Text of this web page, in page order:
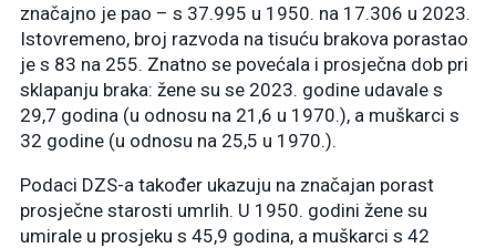
značajno je pao – s 37.995 u 1950. na 17.306 u 2023.
Istovremeno, broj razvoda na tisuću brakova porastao
je s 83 na 255. Znatno se povećala i prosječna dob pri
sklapanju braka: žene su se 2023. godine udavale s
29,7 godina (u odnosu na 21,6 u 1970.), a muškarci s
32 godine (u odnosu na 25,5 u 1970.).
Podaci DZS-a također ukazuju na značajan porast
prosječne starosti umrlih. U 1950. godini žene su
umirale u prosjeku s 45,9 godina, a muškarci s 42